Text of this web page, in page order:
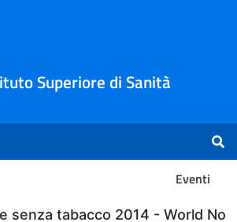
Superiore di Sanità
Eventi
senza tabacco 2014 - World No